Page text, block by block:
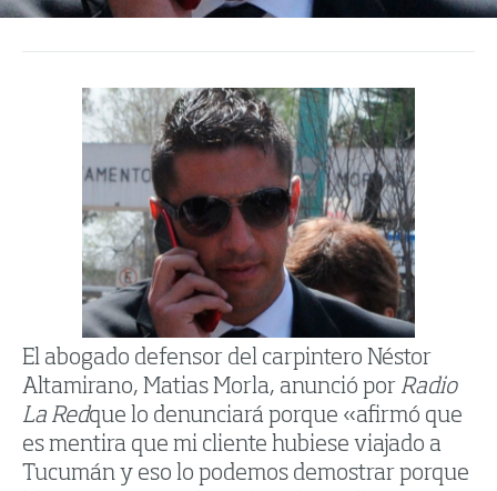
El abogado defensor del carpintero Néstor
Altamirano, Matias Morla, anunció por Radio
La Redque lo denunciará porque «afirmó que
es mentira que mi cliente hubiese viajado a
Tucumán y eso lo podemos demostrar porque
LinkedIn